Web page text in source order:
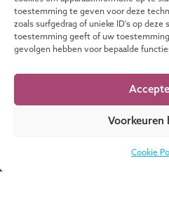
toestemming te geven voor deze
zoals surfgedrag of unieke ID's op deze
toestemming geeft of uw
gevolgen hebben voor bepaalde
Voorkeuren
Cookie
MEER
Weet je niet waar
je moet beginnen?
Download onze
compeet overzicht